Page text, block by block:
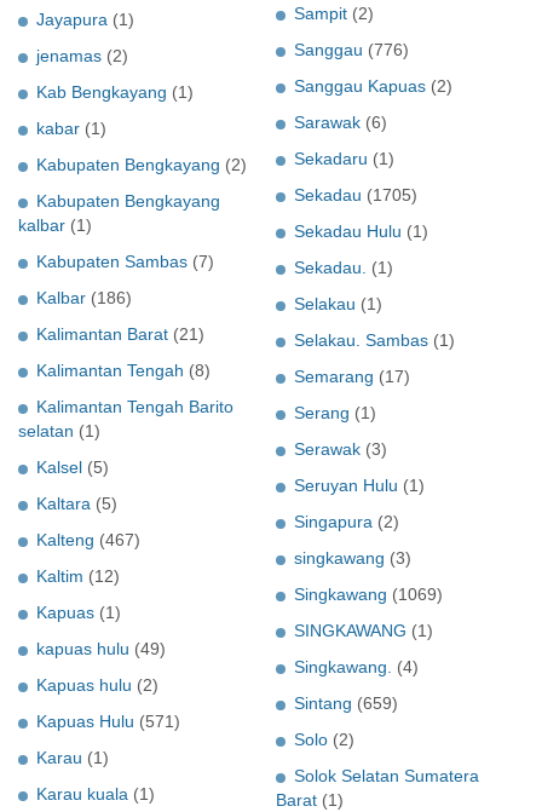
Jayapura (1)
jenamas (2)
Kab Bengkayang (1)
kabar (1)
Kabupaten Bengkayang (2)
Kabupaten Bengkayang
kalbar (1)
Kabupaten Sambas (7)
Kalbar (186)
Kalimantan Barat (21)
Kalimantan Tengah (8)
Kalimantan Tengah Barito
selatan (1)
Kalsel (5)
Kaltara (5)
Kalteng (467)
Kaltim (12)
Kapuas (1)
kapuas hulu (49)
Kapuas hulu (2)
Kapuas Hulu (571)
Karau (1)
Karau kuala (1)
Sampit (2)
Sanggau (776)
Sanggau Kapuas (2)
Sarawak (6)
Sekadaru (1)
Sekadau (1705)
Sekadau Hulu (1)
Sekadau. (1)
Selakau (1)
Selakau. Sambas (1)
Semarang (17)
Serang (1)
Serawak (3)
Seruyan Hulu (1)
Singapura (2)
singkawang (3)
Singkawang (1069)
SINGKAWANG (1)
Singkawang. (4)
Sintang (659)
Solo (2)
Solok Selatan Sumatera
Barat (1)